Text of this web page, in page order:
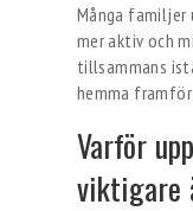
Många familjer
mer aktiv och
tillsammans
hemma framför
Varför
viktigare